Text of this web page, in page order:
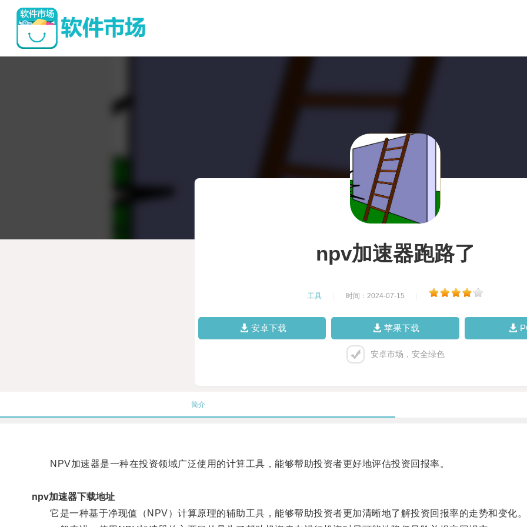
npv加速器跑路了
工具 时间：2024-07-15
安卓下载 苹果下载
安卓市场，安全绿色
简介
NPV加速器是一种在投资领域广泛使用的计算工具，能够帮助投资者更好地评估投资回报率。
npv加速器下载地址
它是一种基于净现值（NPV）计算原理的辅助工具，能够帮助投资者更加清晰地了解投资回报率的走势和变化。